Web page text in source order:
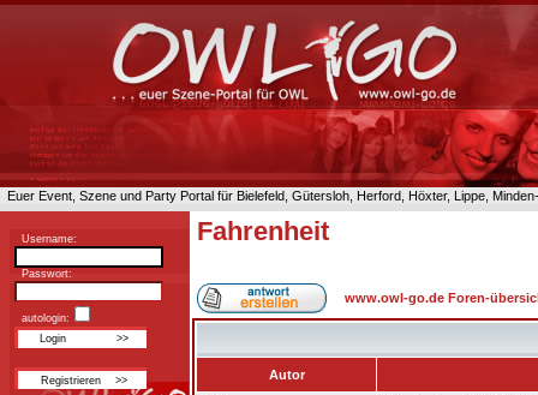
Euer Event, Szene und Party Portal für Bielefeld, Gütersloh, Herford, Höxter, Lippe,
Username:
Passwort:
autologin:
Fahrenheit
www.owl-go.de Foren-
Autor